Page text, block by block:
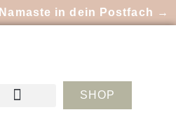
Namaste in dein Postfach →
SHOP